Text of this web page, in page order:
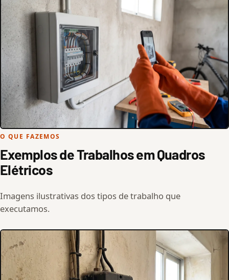
O QUE FAZEMOS
Exemplos de Trabalhos em Quadros
Elétricos
Imagens ilustrativas dos tipos de trabalho que
executamos.